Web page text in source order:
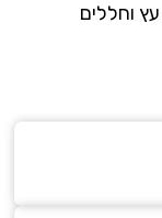
וחללים